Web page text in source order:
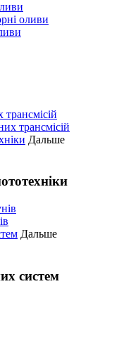
оливи
трансмісій
Дальше
Дальше
систем